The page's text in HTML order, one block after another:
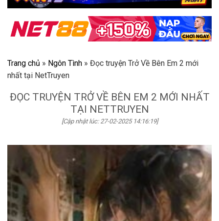
Trang chủ » Ngôn Tình » Đọc truyện Trở Về Bên Em 2 mới
nhất tại NetTruyen
ĐỌC TRUYỆN TRỞ VỀ BÊN EM 2 MỚI NHẤT
TẠI NETTRUYEN
[Cập nhật lúc: 27-02-2025 14:16:19]